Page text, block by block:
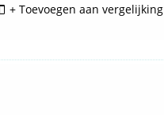
+ Toevoegen aan vergelijking